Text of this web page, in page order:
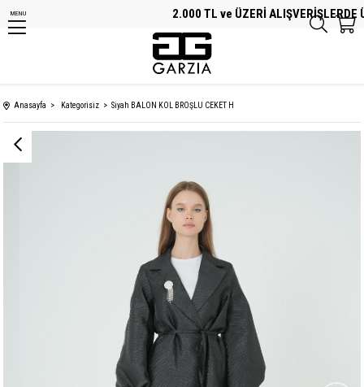
2.000 TL ve ÜZERİ ALIŞVERİŞLERDE
MENU
Anasayfa Kategorisiz Siyah BALON KOL BROŞLU CEKET H